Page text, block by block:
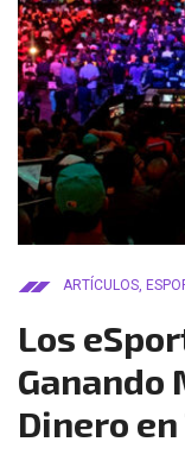
ARTÍCULOS
Los
Ganando
Dinero